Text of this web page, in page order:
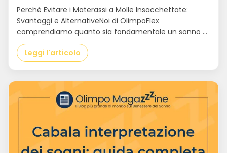
Perché Evitare i Materassi a Molle Insacchettate:
Svantaggi e AlternativeNoi di OlimpoFlex
comprendiamo quanto sia fondamentale un sonno ...
Leggi l'articolo